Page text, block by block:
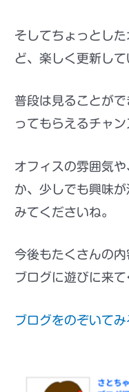
そしてちょっとし
ど、楽しく更新して
普段は見ることが
ってもらえるチャン
オフィスの雰囲気
か、少しでも興味
みてくださいね。
今後もたくさんの内
ブログに遊びに来て
ブログをのぞいて